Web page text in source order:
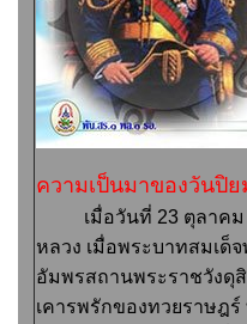
ความเป็นมาของวันปิ
เมื่อวันที่ 23 ตุลาค
หลวง เมื่อพระบาทสมเด็
อัมพรสถานพระราชวังดุ
เคารพรักของทวยราษฎ